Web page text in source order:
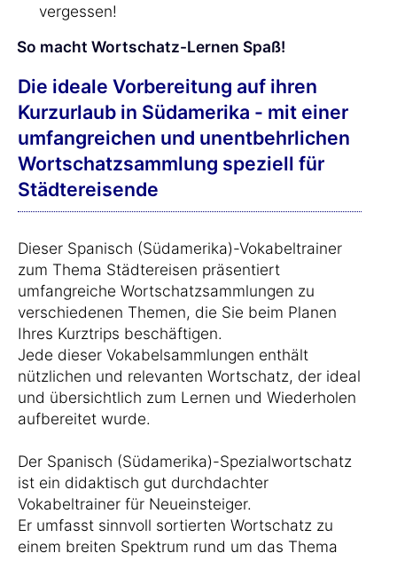
vergessen!
So macht Wortschatz-Lernen Spaß!
Die ideale Vorbereitung auf ihren
Kurzurlaub in Südamerika - mit einer
umfangreichen und unentbehrlichen
Wortschatzsammlung speziell für
Städtereisende
Dieser Spanisch (Südamerika)-Vokabeltrainer
zum Thema Städtereisen präsentiert
umfangreiche Wortschatzsammlungen zu
verschiedenen Themen, die Sie beim Planen
Ihres Kurztrips beschäftigen.
Jede dieser Vokabelsammlungen enthält
nützlichen und relevanten Wortschatz, der ideal
und übersichtlich zum Lernen und Wiederholen
aufbereitet wurde.
Der Spanisch (Südamerika)-Spezialwortschatz
ist ein didaktisch gut durchdachter
Vokabeltrainer für Neueinsteiger.
Er umfasst sinnvoll sortierten Wortschatz zu
einem breiten Spektrum rund um das Thema